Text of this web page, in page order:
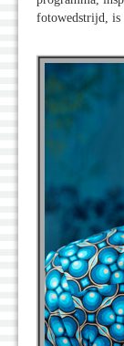
fotowedstrijd, is